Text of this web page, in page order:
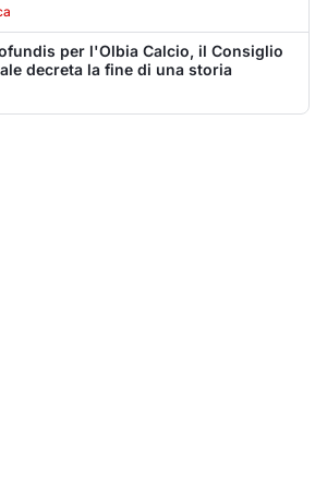
per l'Olbia Calcio, il Consiglio
decreta la fine di una storia